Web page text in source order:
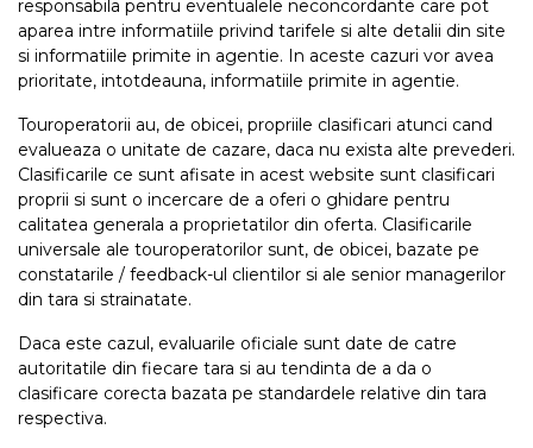
responsabila pentru eventualele neconcordante care pot
aparea intre informatiile privind tarifele si alte detalii din site
si informatiile primite in agentie. In aceste cazuri vor avea
prioritate, intotdeauna, informatiile primite in agentie.
Touroperatorii au, de obicei, propriile clasificari atunci cand
evalueaza o unitate de cazare, daca nu exista alte prevederi.
Clasificarile ce sunt afisate in acest website sunt clasificari
proprii si sunt o incercare de a oferi o ghidare pentru
calitatea generala a proprietatilor din oferta. Clasificarile
universale ale touroperatorilor sunt, de obicei, bazate pe
constatarile / feedback-ul clientilor si ale senior managerilor
din tara si strainatate.
Daca este cazul, evaluarile oficiale sunt date de catre
autoritatile din fiecare tara si au tendinta de a da o
clasificare corecta bazata pe standardele relative din tara
respectiva.